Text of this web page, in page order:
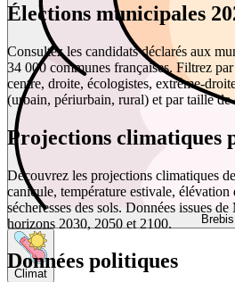
Climat
Élections municipales
Consultez les candidats déclarés aux
34 000 communes françaises. Filtrez
centre, droite, écologistes, extrême-
(urbain, périurbain, rural) et par taille de
Projections climatiques
Découvrez les projections climatiques
canicule, température estivale, élévation
sécheresses des sols. Données issues
horizons 2030, 2050 et 2100.
Données politiques